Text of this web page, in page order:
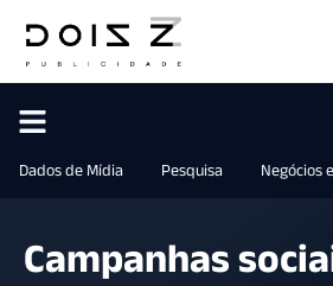
Dados de Mídia Pesquisa Negócios
Campanhas